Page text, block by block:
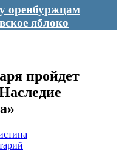
оренбуржцам
яблоко
пройдет